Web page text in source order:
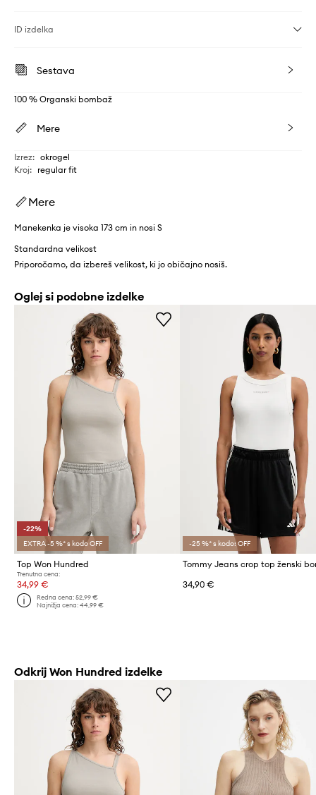
ID izdelka
Sestava
100 % Organski bombaž
Mere
Izrez: okrogel
Kroj: regular fit
Mere
Manekenka je visoka 173 cm in nosi S
Standardna velikost
Priporočamo, da izbereš velikost, ki jo običajno nosiš.
Oglej si podobne izdelke
-22%
EXTRA -5 %* s kodo OFF
Top Won Hundred
Trenutna cena:
34,99 €
Redna cena:52,99 €
Najnižja cena:44,99 €
-25 %* s kodo: OFF
34,90 €
Odkrij Won Hundred izdelke